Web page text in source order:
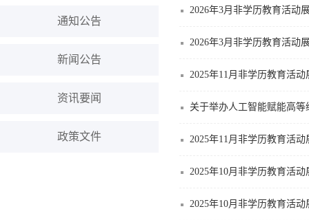
通知公告
新闻公告
资讯要闻
政策文件
2026年3月非学历教育活动
2026年3月非学历教育活动
2025年11月非学历教育活
关于举办人工智能赋能高
2025年11月非学历教育活
2025年10月非学历教育活
2025年10月非学历教育活